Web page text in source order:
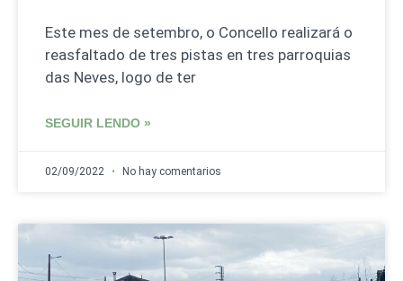
Este mes de setembro, o Concello realizará o
reasfaltado de tres pistas en tres parroquias
das Neves, logo de ter
SEGUIR LENDO »
02/09/2022 No hay comentarios